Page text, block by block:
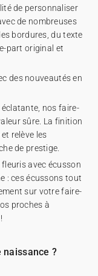
de personnaliser
de nombreuses
bordures, du texte
part original et
des nouveautés en
nos faire-
sûre. La finition
relève les
de prestige.
avec écusson
: ces écussons tout
sur votre faire-
proches à
?